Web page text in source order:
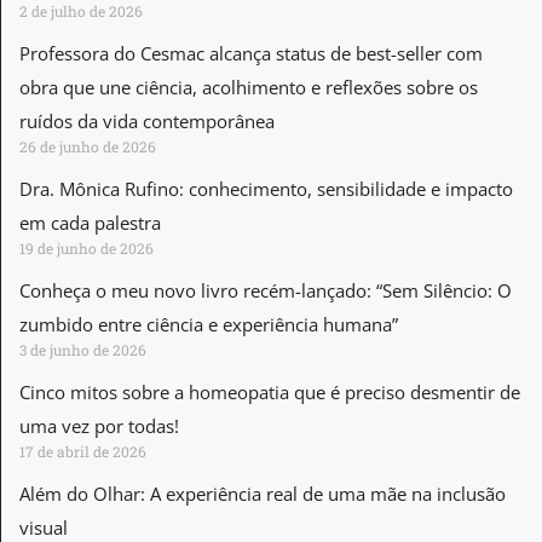
2 de julho de 2026
Professora do Cesmac alcança status de best-seller com
obra que une ciência, acolhimento e reflexões sobre os
ruídos da vida contemporânea
26 de junho de 2026
Dra. Mônica Rufino: conhecimento, sensibilidade e impacto
em cada palestra
19 de junho de 2026
Conheça o meu novo livro recém-lançado: “Sem Silêncio: O
zumbido entre ciência e experiência humana”
3 de junho de 2026
Cinco mitos sobre a homeopatia que é preciso desmentir de
uma vez por todas!
17 de abril de 2026
Além do Olhar: A experiência real de uma mãe na inclusão
visual